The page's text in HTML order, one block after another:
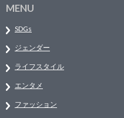
MENU
SDGs
ジェンダー
ライフスタイル
エンタメ
ファッション